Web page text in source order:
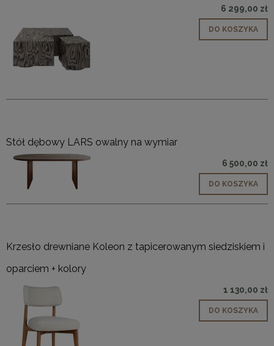
6 299,00 zł
DO KOSZYKA
Stół dębowy LARS owalny na wymiar
6 500,00 zł
DO KOSZYKA
Krzesło drewniane Koleon z tapicerowanym siedziskiem i
oparciem + kolory
1 130,00 zł
DO KOSZYKA